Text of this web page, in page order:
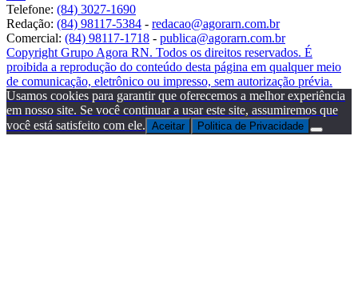
Telefone: (84) 3027-1690
Redação: (84) 98117-5384 - redacao@agorarn.com.br
Comercial: (84) 98117-1718 - publica@agorarn.com.br
Copyright Grupo Agora RN. Todos os direitos reservados. É
proibida a reprodução do conteúdo desta página em qualquer meio
de comunicação, eletrônico ou impresso, sem autorização prévia.
Usamos cookies para garantir que oferecemos a melhor experiência
em nosso site. Se você continuar a usar este site, assumiremos que
você está satisfeito com ele. Aceitar Politica de Privacidade